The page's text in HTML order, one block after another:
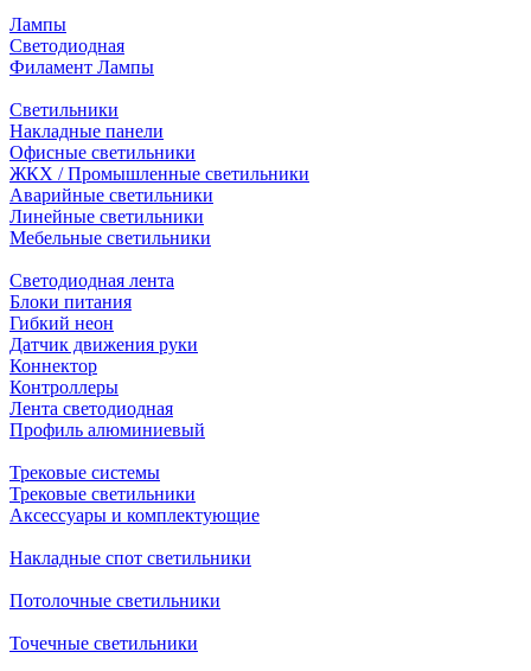
Лампы
Светодиодная
Филамент Лампы
Светильники
Накладные панели
Офисные светильники
ЖКХ / Промышленные светильники
Аварийные светильники
Линейные светильники
Мебельные светильники
Светодиодная лента
Блоки питания
Гибкий неон
Датчик движения руки
Коннектор
Контроллеры
Лента светодиодная
Профиль алюминиевый
Трековые системы
Трековые светильники
Аксессуары и комплектующие
Накладные спот светильники
Потолочные светильники
Точечные светильники